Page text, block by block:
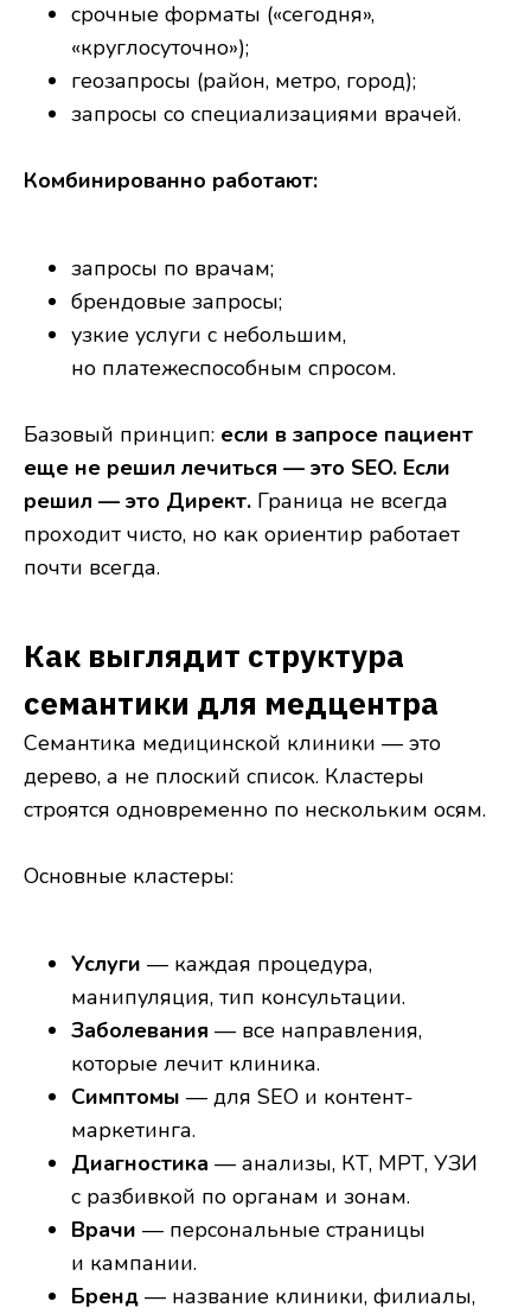
срочные форматы («сегодня»,
«круглосуточно»);
геозапросы (район, метро, город);
запросы со специализациями врачей.
Комбинированно работают:
запросы по врачам;
брендовые запросы;
узкие услуги с небольшим,
но платежеспособным спросом.
Базовый принцип: если в запросе пациент
еще не решил лечиться — это SEO. Если
решил — это Директ. Граница не всегда
проходит чисто, но как ориентир работает
почти всегда.
Как выглядит структура
семантики для медцентра
Семантика медицинской клиники — это
дерево, а не плоский список. Кластеры
строятся одновременно по нескольким осям.
Основные кластеры:
Услуги — каждая процедура,
манипуляция, тип консультации.
Заболевания — все направления,
которые лечит клиника.
Симптомы — для SEO и контент-
маркетинга.
Диагностика — анализы, КТ, МРТ, УЗИ
с разбивкой по органам и зонам.
Врачи — персональные страницы
и кампании.
Бренд — название клиники, филиалы,